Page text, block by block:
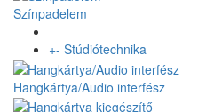
Színpadelem
+- Stúdiótechnika
Hangkártya/Audio interfész